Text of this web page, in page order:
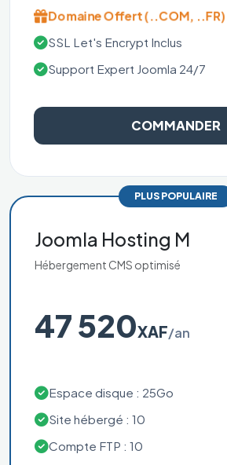
Domaine Offert (..COM, ..FR)
SSL Let's Encrypt Inclus
Support Expert Joomla 24/7
COMMANDER
PLUS POPULAIRE
Joomla Hosting M
Hébergement CMS optimisé
47 520XAF/an
Espace disque : 25Go
Site hébergé : 10
Compte FTP : 10